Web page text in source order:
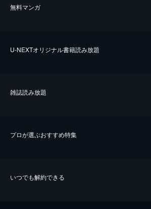
無料マンガ
U-NEXTオリジナル書籍読み放題
雑誌読み放題
プロが選ぶおすすめ特集
いつでも解約できる